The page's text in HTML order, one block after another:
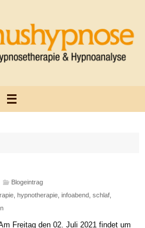
Blogeintrag
, hypnotherapie, infoabend, schlaf,
Freitag den 02. Juli 2021 findet um